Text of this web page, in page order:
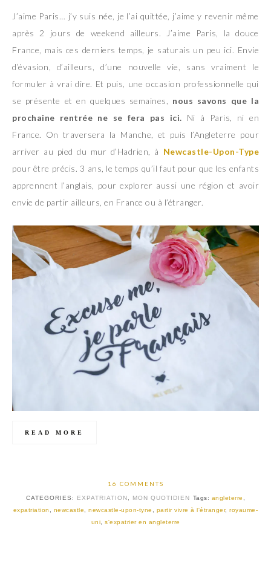
J’aime Paris… j’y suis née, je l’ai quittée, j’aime y revenir même
après 2 jours de weekend ailleurs. J’aime Paris, la douce
France, mais ces derniers temps, je saturais un peu ici. Envie
d’évasion, d’ailleurs, d’une nouvelle vie, sans vraiment le
formuler à vrai dire. Et puis, une occasion professionnelle qui
se présente et en quelques semaines,
nous savons que la
prochaine rentrée ne se fera pas ici. Ni à Paris, ni en
France. On traversera la Manche, et puis l’Angleterre pour
arriver au pied du mur d’Hadrien, à Newcastle-Upon-Type
pour être précis. 3 ans, le temps qu’il faut pour que les enfants
apprennent l’anglais, pour explorer aussi une région et avoir
envie de partir ailleurs, en France ou à l’étranger.
READ MORE
16 COMMENTS
CATEGORIES: EXPATRIATION MON QUOTIDIEN Tags: angleterre
expatriation
newcastle ,newcastle-upon-tyne partir vivre à l'étranger,royaume-
uni
s'expatrier en angleterre